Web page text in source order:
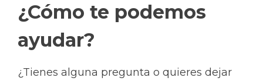
¿Cómo te podemos
ayudar?
¿Tienes alguna pregunta o quieres dejar